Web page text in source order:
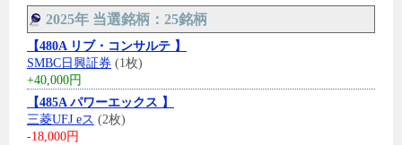
2025年 当選銘柄：25銘柄
【480A リブ・コンサルテ 】
SMBC日興証券 (1枚)
+40,000円
【485A パワーエックス 】
三菱UFJ eス (2枚)
-18,000円